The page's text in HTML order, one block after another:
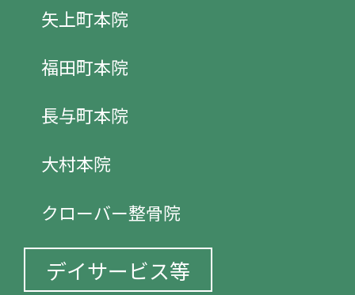
矢上町本院
福田町本院
長与町本院
大村本院
クローバー整骨院
デイサービス等